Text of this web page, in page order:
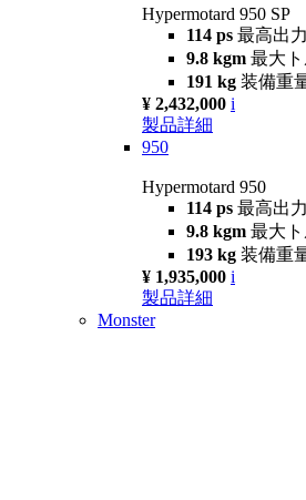
Hypermotard 950 SP
114 ps 最高出力
9.8 kgm 最大ト
191 kg 装備重
¥ 2,432,000 i
製品詳細
950
Hypermotard 950
114 ps 最高出力
9.8 kgm 最大ト
193 kg 装備重
¥ 1,935,000 i
製品詳細
Monster